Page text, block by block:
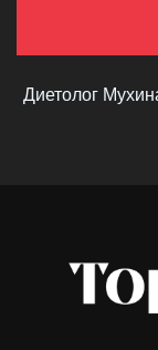
Диетолог